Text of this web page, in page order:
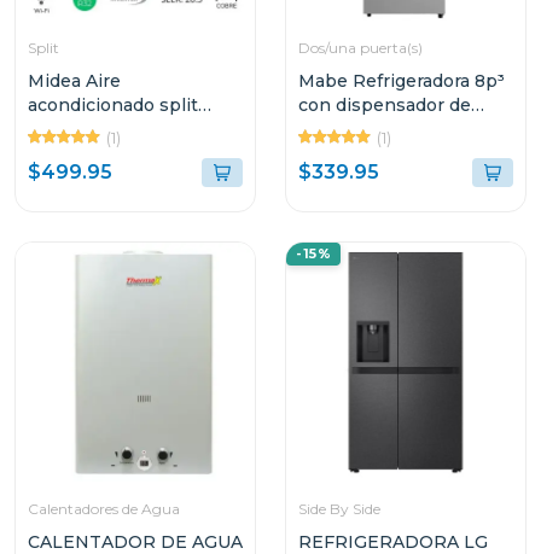
Split
Midea Aire
acondicionado split
inverter de 22000btu
alta eficiencia 24cfn8ce
(1)
$499.95
Dos/una puerta(s)
Mabe Refrigeradora 8p³
con dispensador de
agua rmd277
(1)
$339.95
Calentadores de Agua
CALENTADOR DE AGUA
-15%
Side By Side
REFRIGERADORA LG